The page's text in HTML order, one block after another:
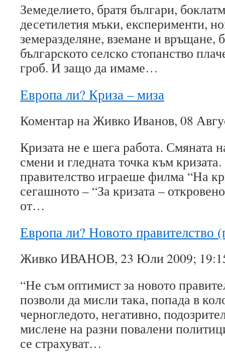
Земеделието, братя българи,
десетилетия мъки, експерименти,
земеразделяне, вземане и връщане,
българското селско стопанство
гроб. И защо да имаме…
Европа ли? Криза – миза
Коментар на Живко Иванов, 08
Кризата не е шега работа. Смяната
смени и гледната точка към
правителство играеше филма “На
сегашното – “За кризата –
от…
Европа ли? Новото правителство
Живко ИВАНОВ, 23 Юли 2009;
“Не съм оптимист за новото
позволи да мисли така, попада в
черногледото, негативно,
мислене на разни повалени
се страхуват…